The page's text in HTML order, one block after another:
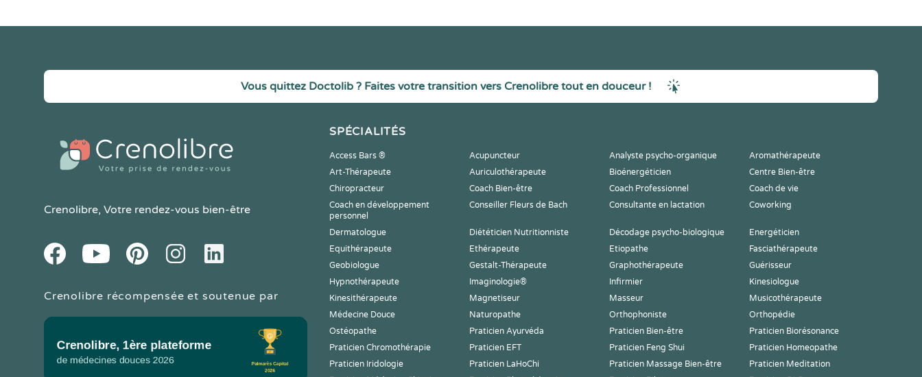
Vous quittez Doctolib ? Faites votre transition vers Crenolibre tout en douceur !
Crenolibre, Votre rendez-vous bien-être
FacebookYoutube PinteresetInstagramLinkedIn
Crenolibre récompensée et soutenue par
SPÉCIALITÉS
Access Bars ® Acupuncteur Analyste psycho-organique
Aromathérapeute
Art-Thérapeute
Auriculothérapeute Bioénergéticien
Centre Bien-être
Chiropracteur
Coach Bien-être Coach Professionnel
Coach de vie
Coach en développement
personnel
Conseiller Fleurs de Bach Consultante en lactation Coworking
Dermatologue Diététicien Nutritionniste Décodage psycho-biologique
Energéticien
Equithérapeute
Ethérapeute Etiopathe
Fasciathérapeute
Geobiologue
Gestalt-Thérapeute Graphothérapeute
Guérisseur
Hypnothérapeute
Imaginologie® Infirmier
Kinesiologue
Kinesithérapeute
Magnetiseur Masseur
Musicothérapeute
Médecine Douce
Naturopathe Orthophoniste
Orthopédie
Ostéopathe
Praticien Ayurvéda Praticien Bien-être
Praticien Biorésonance
Praticien Chromothérapie
Praticien EFT Praticien Feng Shui
Praticien Homeopathe
Praticien Iridologie
Praticien LaHoChi Praticien Massage Bien-être
Praticien Meditation